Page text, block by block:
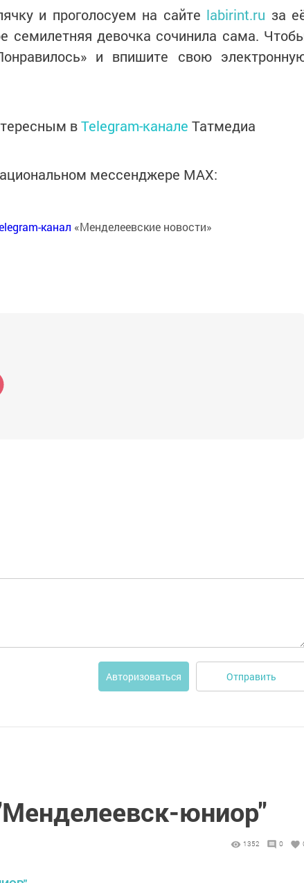
и проголосуем на сайте labirint.ru за
семилетняя девочка сочинила сама.
и впишите свою
вTelegram-канале Татмедиа
мессенджере MАХ:
канал «Менделеевские новости»
Авторизоваться Отправить
юниор"
1352 0